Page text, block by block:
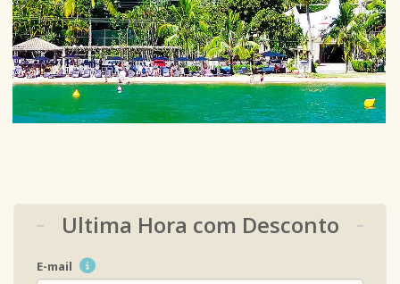
Ultima Hora com Desconto
E-mail